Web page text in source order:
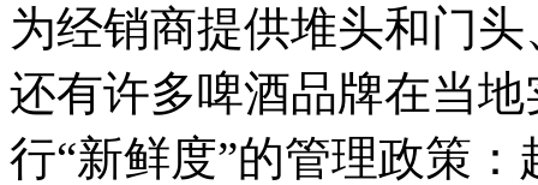
为经销商提供堆头和门
还有许多啤酒品牌在当
行“新鲜度”的管理政策